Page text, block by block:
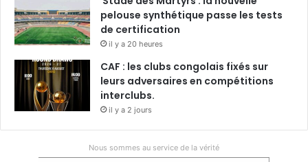
pelouse synthétique passe les tests
de certification
il y a 20 heures
CAF : les clubs congolais fixés sur
leurs adversaires en compétitions
interclubs.
il y a 2 jours
Nous sommes au service de la vérité